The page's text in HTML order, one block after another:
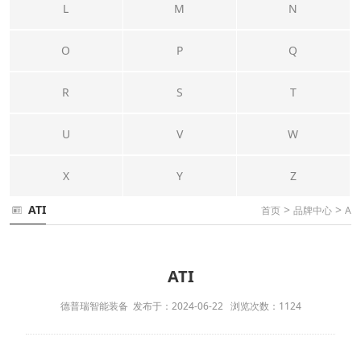
L M N
O P Q
R S T
U V W
X Y Z
ATI 首页 > 品牌中心 > A
ATI
德普瑞智能装备 发布于：2024-06-22 浏览次数：1124